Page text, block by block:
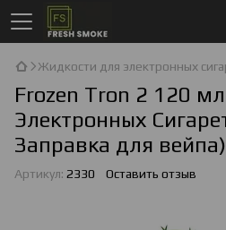
Жидкости для электронных
Frozen Tron 2 120
Электронных
Заправка для
Артикул: 2330 Оставить отзыв